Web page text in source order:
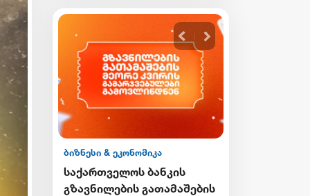
ბიზნესი & ეკონომიკა
საქართველოს ბანკის
გზავნილების გათამაშების